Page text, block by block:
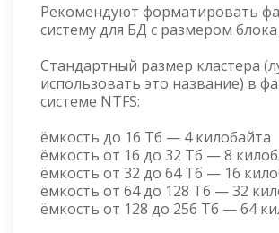
Рекомендуют форматировать
систему для БД с размером блока
Стандартный размер кластера
использовать это название) в
системе NTFS:
ёмкость до 16 Тб — 4 килобайта
ёмкость от 16 до 32 Тб — 8
ёмкость от 32 до 64 Тб — 16
ёмкость от 64 до 128 Тб — 32
ёмкость от 128 до 256 Тб — 64